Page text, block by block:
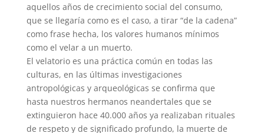
aquellos años de crecimiento social del consumo,
que se llegaría como es el caso, a tirar “de la cadena”
como frase hecha, los valores humanos mínimos
como el velar a un muerto.
El velatorio es una práctica común en todas las
culturas, en las últimas investigaciones
antropológicas y arqueológicas se confirma que
hasta nuestros hermanos neandertales que se
extinguieron hace 40.000 años ya realizaban rituales
de respeto y de significado profundo, la muerte de